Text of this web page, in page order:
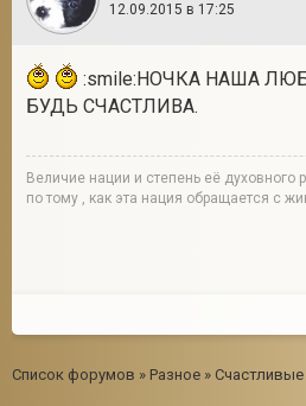
12.09.2015 в 17:25
:smile:НОЧКА НАША
БУДЬ СЧАСТЛИВА.
Величие нации и степень её духовного
по тому , как эта нация обращается с
Список форумов » Разное » Счастливые